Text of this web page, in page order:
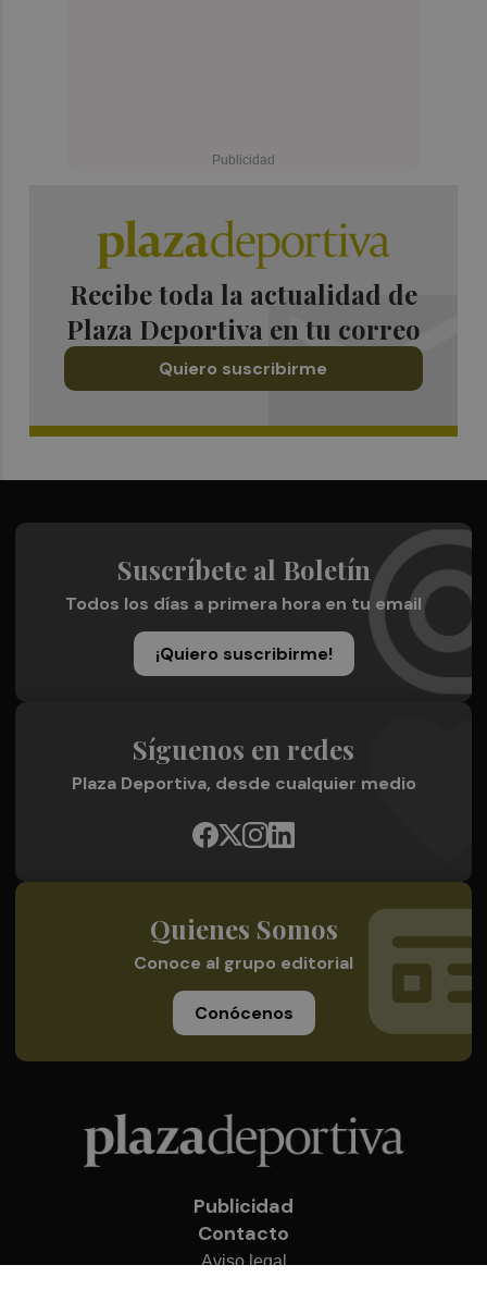
Recibe toda la actualidad de
Plaza Deportiva en tu correo
Quiero suscribirme
Suscríbete al Boletín
Todos los días a primera hora en tu email
¡Quiero suscribirme!
Síguenos en redes
Plaza Deportiva, desde cualquier medio
Quienes Somos
Conoce al grupo editorial
Conócenos
Publicidad
Contacto
Aviso legal